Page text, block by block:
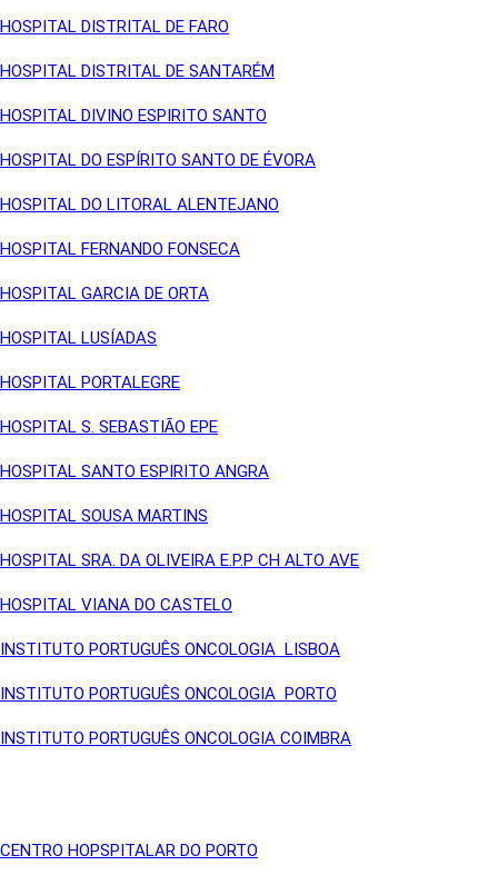
HOSPITAL DISTRITAL DE FARO
HOSPITAL DISTRITAL DE SANTARÉM
HOSPITAL DIVINO ESPIRITO SANTO
HOSPITAL DO ESPÍRITO SANTO DE ÉVORA
HOSPITAL DO LITORAL ALENTEJANO
HOSPITAL FERNANDO FONSECA
HOSPITAL GARCIA DE ORTA
HOSPITAL LUSÍADAS
HOSPITAL PORTALEGRE
HOSPITAL S. SEBASTIÃO EPE
HOSPITAL SANTO ESPIRITO ANGRA
HOSPITAL SOUSA MARTINS
HOSPITAL SRA. DA OLIVEIRA E.P.P CH ALTO AVE
HOSPITAL VIANA DO CASTELO
INSTITUTO PORTUGUÊS ONCOLOGIA LISBOA
INSTITUTO PORTUGUÊS ONCOLOGIA PORTO
INSTITUTO PORTUGUÊS ONCOLOGIA COIMBRA
CENTRO HOPSPITALAR DO PORTO